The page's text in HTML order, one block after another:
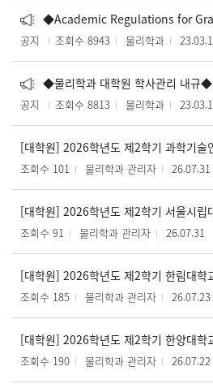
◆Academic Regulations for Graduate Students in the Department of
공지 조회수 8943 물리학과
◆물리학과 대학원 학사관리 내규◆
공지 조회수 8813 물리학과
조회수 101 물리학과 관리자 26.07.31
조회수 91 물리학과 관리자 26.07.31
조회수 185 물리학과 관리자 26.07.23
조회수 190 물리학과 관리자 26.07.22